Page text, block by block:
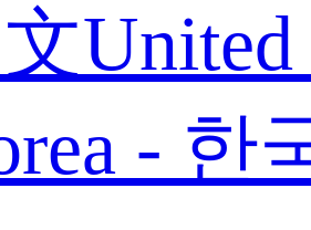
United
- 한